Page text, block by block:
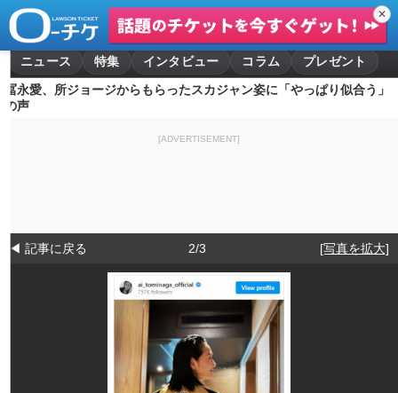
✕
ニュース 特集 インタビュー コラム
プレゼント
冨永愛、所ジョージからもらったスカジャン姿に「やっぱり似合う」
の声
[ADVERTISEMENT]
◀ 記事に戻る 2/3 [写真を拡大]